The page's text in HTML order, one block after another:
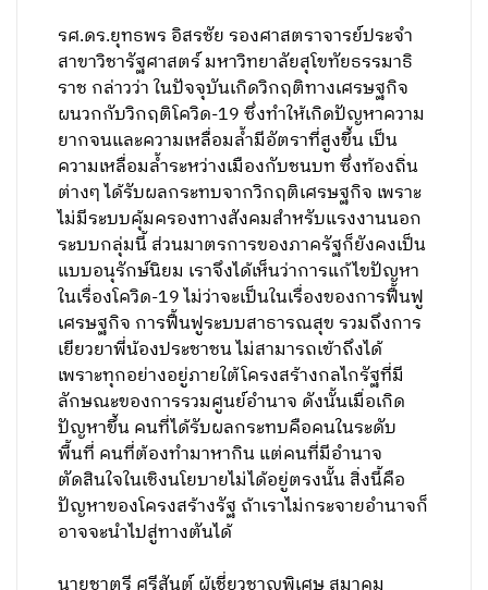
รศ.ดร.ยุทธพร อิสรชัย รองศาสตราจารย์ประจำ
สาขาวิชารัฐศาสตร์ มหาวิทยาลัยสุโขทัยธรรมาธิ
ราช กล่าวว่า ในปัจจุบันเกิดวิกฤติทางเศรษฐกิจ
ผนวกกับวิกฤติโควิด-19 ซึ่งทำให้เกิดปัญหาความ
ยากจนและความเหลื่อมล้ำมีอัตราที่สูงขึ้น เป็น
ความเหลื่อมล้ำระหว่างเมืองกับชนบท ซึ่งท้องถิ่น
ต่างๆ ได้รับผลกระทบจากวิกฤติเศรษฐกิจ เพราะ
ไม่มีระบบคุ้มครองทางสังคมสำหรับแรงงานนอก
ระบบกลุ่มนี้ ส่วนมาตรการของภาครัฐก็ยังคงเป็น
แบบอนุรักษ์นิยม เราจึงได้เห็นว่าการแก้ไขปัญหา
ในเรื่องโควิด-19 ไม่ว่าจะเป็นในเรื่องของการฟื้นฟู
เศรษฐกิจ การฟื้นฟูระบบสาธารณสุข รวมถึงการ
เยียวยาพี่น้องประชาชน ไม่สามารถเข้าถึงได้
เพราะทุกอย่างอยู่ภายใต้โครงสร้างกลไกรัฐที่มี
ลักษณะของการรวมศูนย์อำนาจ ดังนั้นเมื่อเกิด
ปัญหาขึ้น คนที่ได้รับผลกระทบคือคนในระดับ
พื้นที่ คนที่ต้องทำมาหากิน แต่คนที่มีอำนาจ
ตัดสินใจในเชิงนโยบายไม่ได้อยู่ตรงนั้น สิ่งนี้คือ
ปัญหาของโครงสร้างรัฐ ถ้าเราไม่กระจายอำนาจก็
อาจจะนำไปสู่ทางตันได้